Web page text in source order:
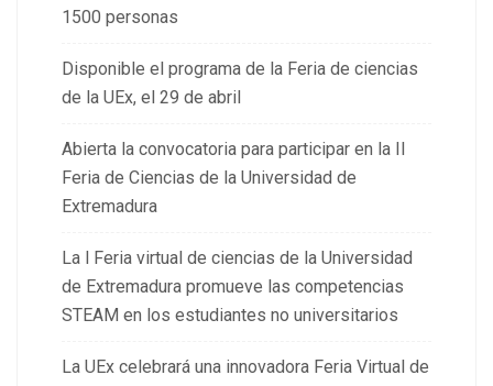
1500 personas
Disponible el programa de la Feria de ciencias
de la UEx, el 29 de abril
Abierta la convocatoria para participar en la II
Feria de Ciencias de la Universidad de
Extremadura
La l Feria virtual de ciencias de la Universidad
de Extremadura promueve las competencias
STEAM en los estudiantes no universitarios
La UEx celebrará una innovadora Feria Virtual de